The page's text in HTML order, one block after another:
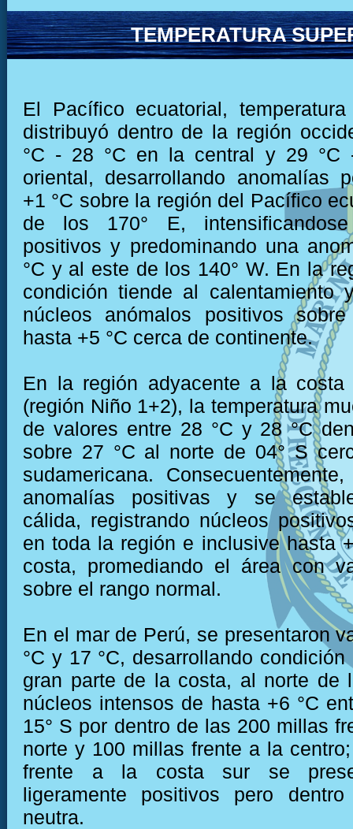
TEMPERATURA
El Pacífico ecuatorial,
distribuyó dentro de la región
°C - 28 °C en la central y 29 °C
oriental, desarrollando anomalías
+1 °C sobre la región del Pacífico
de los 170° E,
positivos y predominando una
°C y al este de los 140° W. En la
condición tiende al calentamiento
núcleos anómalos positivos
hasta +5 °C cerca de continente.
En la región adyacente a la costa
(región Niño 1+2), la temperatura
de valores entre 28 °C y 28 °C
sobre 27 °C al norte de 04° S
sudamericana.
anomalías positivas y se
cálida, registrando núcleos
en toda la región e inclusive hasta
costa, promediando el área con
sobre el rango normal.
En el mar de Perú, se presentaron
°C y 17 °C, desarrollando
gran parte de la costa, al norte de
núcleos intensos de hasta +6 °C
15° S por dentro de las 200 millas
norte y 100 millas frente a la
frente a la costa sur se
ligeramente positivos pero
neutra.